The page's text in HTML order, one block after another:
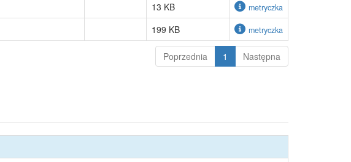
13 KB metryczka
199 KB metryczka
Poprzednia 1 Następna